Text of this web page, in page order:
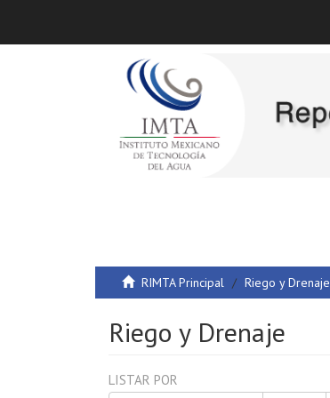
RIMTA Principal Riego y Drenaje
Riego y Drenaje
LISTAR POR